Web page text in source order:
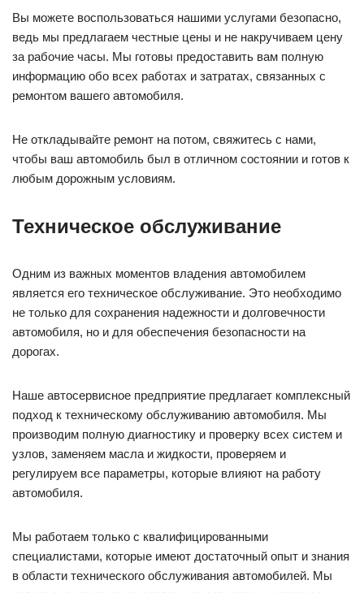
Вы можете воспользоваться нашими услугами безопасно,
ведь мы предлагаем честные цены и не накручиваем цену
за рабочие часы. Мы готовы предоставить вам полную
информацию обо всех работах и затратах, связанных с
ремонтом вашего автомобиля.
Не откладывайте ремонт на потом, свяжитесь с нами,
чтобы ваш автомобиль был в отличном состоянии и готов к
любым дорожным условиям.
Техническое обслуживание
Одним из важных моментов владения автомобилем
является его техническое обслуживание. Это необходимо
не только для сохранения надежности и долговечности
автомобиля, но и для обеспечения безопасности на
дорогах.
Наше автосервисное предприятие предлагает комплексный
подход к техническому обслуживанию автомобиля. Мы
производим полную диагностику и проверку всех систем и
узлов, заменяем масла и жидкости, проверяем и
регулируем все параметры, которые влияют на работу
автомобиля.
Мы работаем только с квалифицированными
специалистами, которые имеют достаточный опыт и знания
в области технического обслуживания автомобилей. Мы